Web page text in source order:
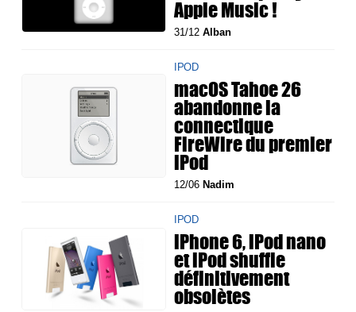
Apple Music !
31/12Alban
IPOD
macOS Tahoe 26
abandonne la
connectique
FireWire du premier
iPod
12/06 Nadim
IPOD
iPhone 6, iPod nano
et iPod shuffle
définitivement
obsolètes